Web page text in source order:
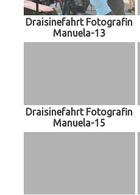
Draisinefahrt Fotografin
Manuela-13
Draisinefahrt Fotografin
Manuela-15